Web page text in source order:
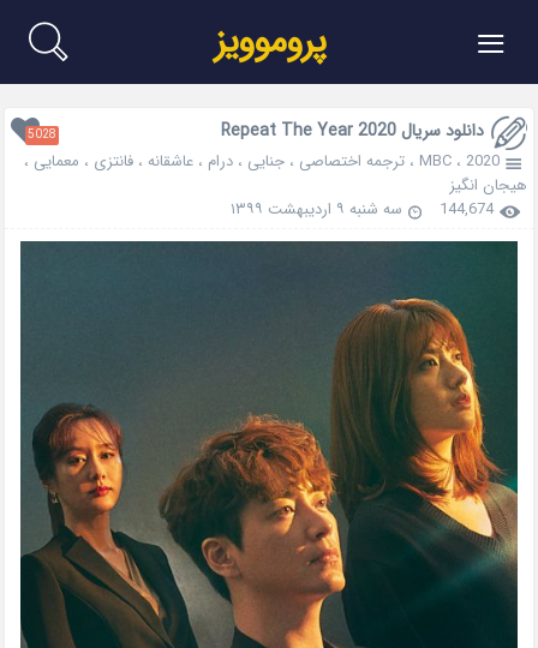
≡ پروموویز
دانلود سریال Repeat The Year 2020 5028
2020 ،MBC ،ترجمه اختصاصی ،جنایی ،درام ،عاشقانه ،فانتزی ، معمایی ،
هیجان انگیز
144,674
سه شنبه ۹ اردیبهشت ۱۳۹۹